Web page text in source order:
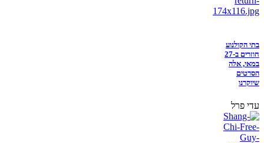
בתי הקולנוע
חוזרים ב-27
במאי, אלה
הסרטים
שיוקרנו
עדי פרל